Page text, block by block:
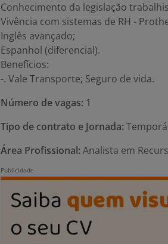
Conhecimento da legislação
Vivência com sistemas de RH -
Inglês avançado;
Espanhol (diferencial).
Benefícios:
-. Vale Transporte; Seguro de vida.
Número de vagas: 1
Tipo de contrato e Jornada:
Área Profissional: Analista em